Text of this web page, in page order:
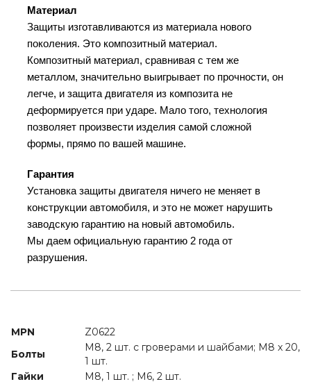
Материал
Защиты изготавливаются из материала нового
поколения. Это композитный материал.
Композитный материал, сравнивая с тем же
металлом, значительно выигрывает по прочности, он
легче, и защита двигателя из композита не
деформируется при ударе. Мало того, технология
позволяет произвести изделия самой сложной
формы, прямо по вашей машине.
Гарантия
Установка защиты двигателя ничего не меняет в
конструкции автомобиля, и это не может нарушить
заводскую гарантию на новый автомобиль.
Мы даем официальную гарантию 2 года от
разрушения.
MPN
Z0622
Болты
M8, 2 шт. с гроверами и шайбами; M8 x 20,
1 шт.
Гайки
M8, 1 шт. ; M6, 2 шт.